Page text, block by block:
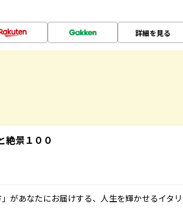
詳細を見る
絶景１００
があなたにお届けする、人生を輝かせるイタリ